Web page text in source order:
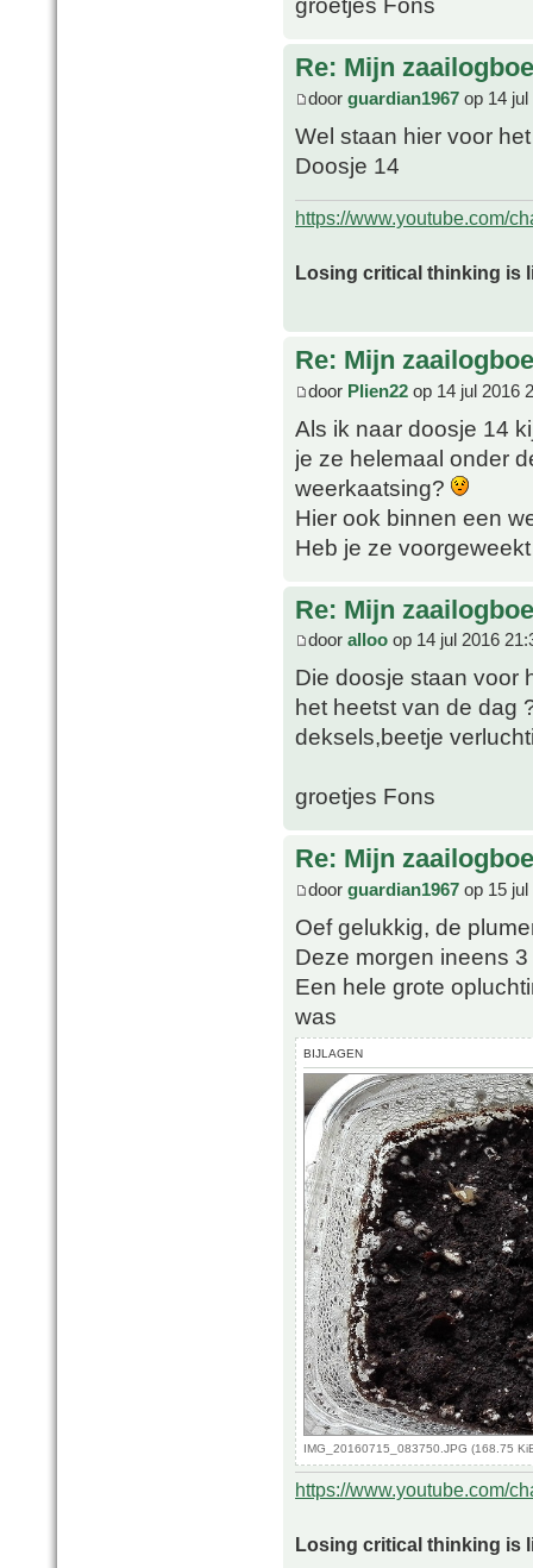
groetjes Fons
Re: Mijn
door guardian1967 op 14 jul
Wel staan hier voor
Doosje 14
https://www.youtube.com/
Losing critical thinking is
Re: Mijn
door Plien22 op 14 jul 2016
Als ik naar doosje 14
je ze helemaal onder
weerkaatsing?
Hier ook binnen een
Heb je ze
Re: Mijn
door alloo op 14 jul 2016
Die doosje staan voor
het heetst van de dag
deksels,beetje
groetjes Fons
Re: Mijn
door guardian1967 op 15 jul
Oef gelukkig, de
Deze morgen ineens
Een hele grote
was
BIJLAGEN
IMG_20160715_083750.JPG (168.75
https://www.youtube.com/
Losing critical thinking is